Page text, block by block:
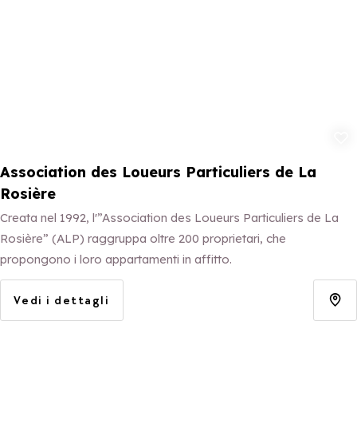
Association des Loueurs Particuliers de La
Rosière
Creata nel 1992, l'”Association des Loueurs Particuliers de La
Rosière” (ALP) raggruppa oltre 200 proprietari, che
propongono i loro appartamenti in affitto.
Vedi i dettagli